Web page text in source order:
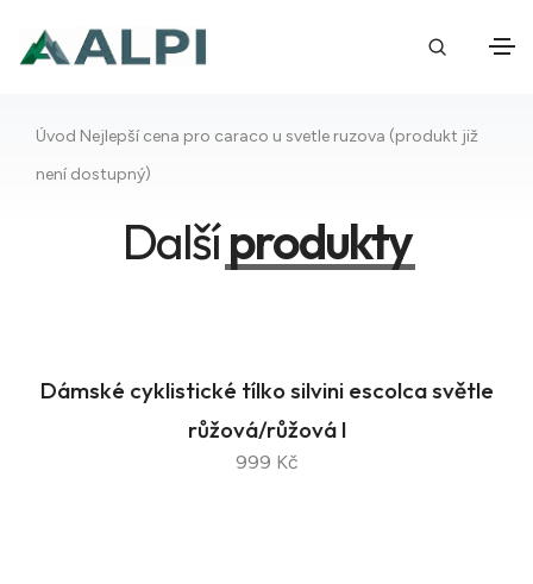
Úvod Nejlepší cena pro caraco u svetle ruzova (produkt již
není dostupný)
Dalšíprodukty
Dámské cyklistické tílko silvini escolca světle
růžová/růžová l
999 Kč